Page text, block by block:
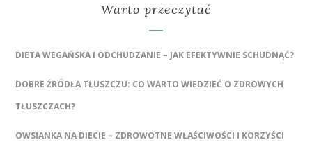
Warto przeczytać
DIETA WEGAŃSKA I ODCHUDZANIE – JAK EFEKTYWNIE SCHUDNĄĆ?
DOBRE ŹRÓDŁA TŁUSZCZU: CO WARTO WIEDZIEĆ O ZDROWYCH
TŁUSZCZACH?
OWSIANKA NA DIECIE – ZDROWOTNE WŁAŚCIWOŚCI I KORZYŚCI